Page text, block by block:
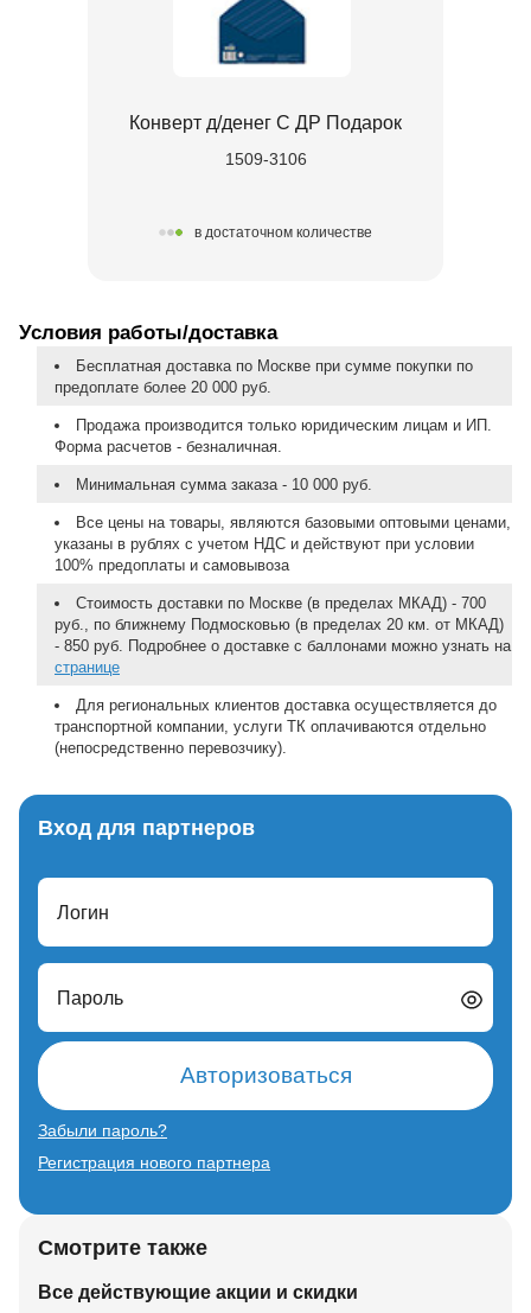
Конверт д/денег С ДР Подарок
1509-3106
в достаточном количестве
Условия работы/доставка
Бесплатная доставка по Москве при сумме покупки по
предоплате более 20 000 руб.
Продажа производится только юридическим лицам и ИП.
Форма расчетов - безналичная.
Минимальная сумма заказа - 10 000 руб.
Все цены на товары, являются базовыми оптовыми ценами,
указаны в рублях с учетом НДС и действуют при условии
100% предоплаты и самовывоза
Стоимость доставки по Москве (в пределах МКАД) - 700
руб., по ближнему Подмосковью (в пределах 20 км. от МКАД)
- 850 руб. Подробнее о доставке с баллонами можно узнать на
странице
Для региональных клиентов доставка осуществляется до
транспортной компании, услуги ТК оплачиваются отдельно
(непосредственно перевозчику).
Вход для партнеров
Логин
Пароль
Авторизоваться
Забыли пароль?
Регистрация нового партнера
Смотрите также
Все действующие акции и скидки